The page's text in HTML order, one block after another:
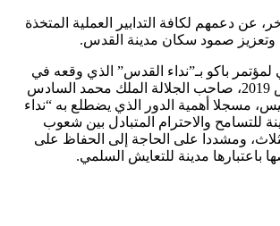
عن دعمهم لكافة التدابير العملية المتخذة
صمود سكان مدينة القدس.
لمؤتمر باكو بـ”نداء القدس” الذي وقعه في
الرباط يوم 30 مارس 2019، صاحب الجلالة الملك محمد السادس
مسجلا أهمية الدور الذي يضطلع به “نداء
للتسامح والاحترام المتبادل بين شعوب
الثلاث، ومشددا على الحاجة إلى الحفاظ على
باعتبارها مدينة للتعايش السلمي.